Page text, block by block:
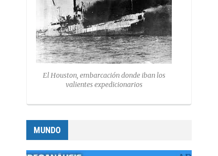
El Houston, embarcación donde iban los
valientes expedicionarios
MUNDO